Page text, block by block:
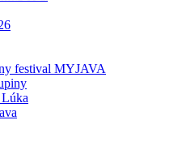
festival MYJAVA